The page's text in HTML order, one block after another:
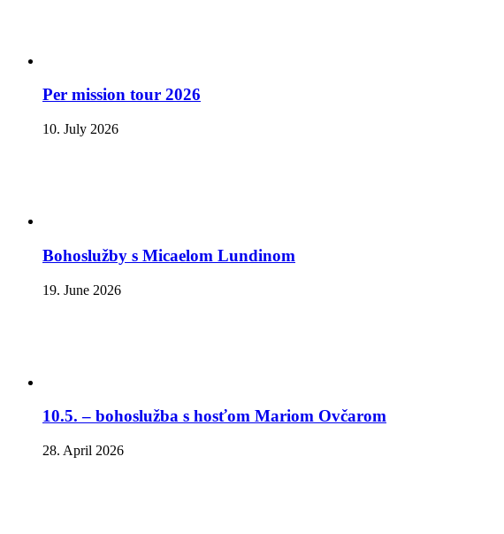
Per mission tour 2026
10. July 2026
Bohoslužby s Micaelom Lundinom
19. June 2026
10.5. – bohoslužba s hosťom Mariom Ovčarom
28. April 2026